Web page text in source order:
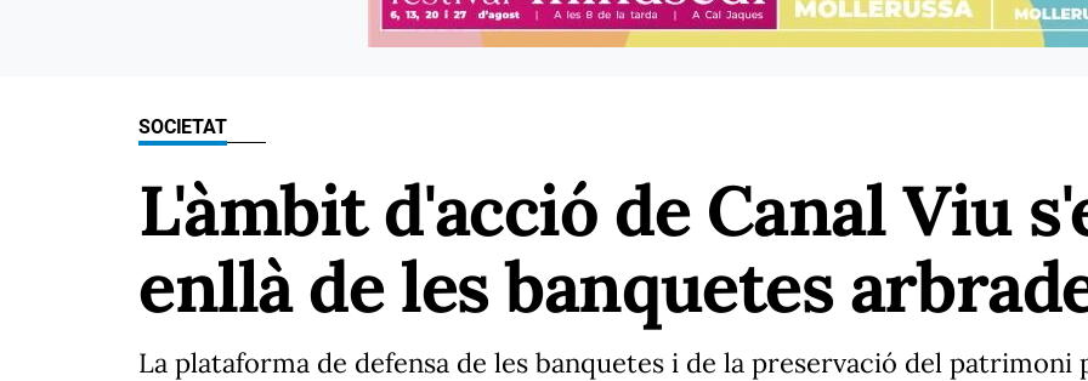
SOCIETAT
L'àmbit d'acció de Canal Viu
enllà de les banquetes
La plataforma de defensa de les banquetes i de la preservació del